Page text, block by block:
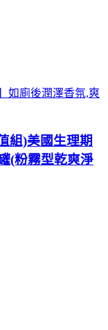
如廁後潤澤香氛,爽
組)美國生理期
(粉霧型乾爽淨